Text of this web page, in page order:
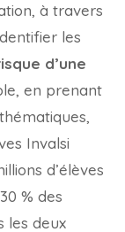
à travers
les
d’une
en prenant
Invalsi
d’élèves
% des
les deux